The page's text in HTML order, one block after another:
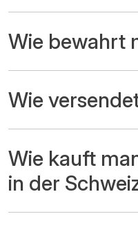
Wie bewahrt
Wie
Wie kauft
in der